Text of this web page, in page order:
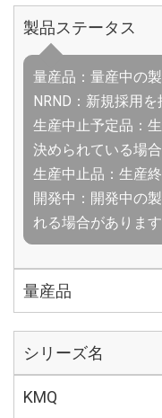
製品ステータス
量産品：量産中の製
NRND：新規採用を
生産中止予定品：
決められている場合
生産中止品：生産
開発中：開発中の
れる場合があります
量産品
シリーズ名
KMQ